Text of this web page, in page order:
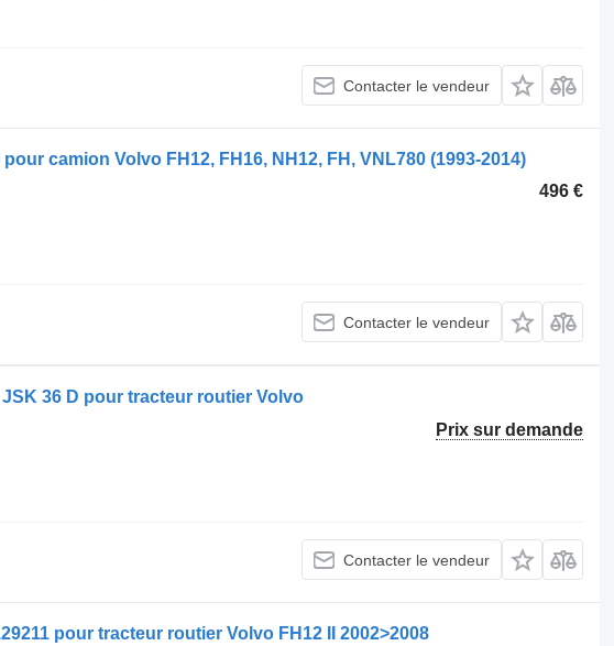
Contacter le vendeur
camion Volvo FH12, FH16, NH12, FH, VNL780 (1993-2014)
496 €
Contacter le vendeur
36 D pour tracteur routier Volvo
Prix sur demande
Contacter le vendeur
pour tracteur routier Volvo FH12 II 2002>2008